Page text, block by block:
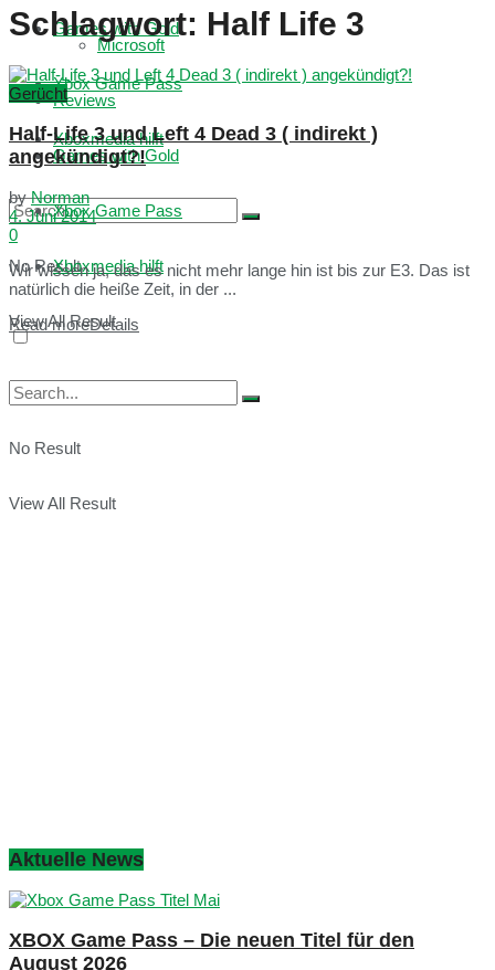
Games with Gold
Xbox Game Pass
Xboxmedia hilft
No Result
View All Result
Microsoft
Reviews
Games with Gold
Xbox Game Pass
Xboxmedia hilft
No Result
View All Result
Schlagwort: Half Life 3
Gerücht
Half-Life 3 und Left 4 Dead 3 ( indirekt )
angekündigt?!
by Norman
4. Juni 2014
0
Wir wissen ja, das es nicht mehr lange hin ist bis zur E3. Das ist
natürlich die heiße Zeit, in der ...
Read moreDetails
Aktuelle News
XBOX Game Pass – Die neuen Titel für den
August 2026